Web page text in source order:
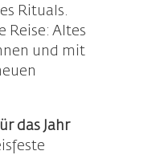
Rituals.
Reise: Altes
und mit
das Jahr